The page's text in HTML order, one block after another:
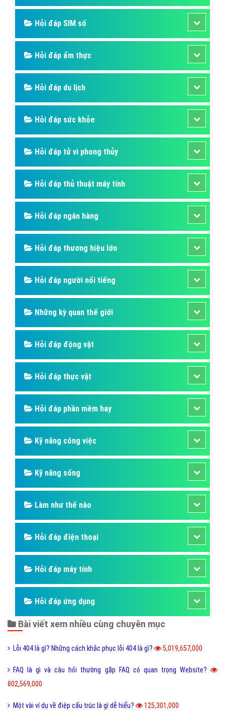
Hỏi đáp SIM số
Hỏi đáp ẩm thực
Hỏi đáp du lịch
Hỏi đáp sức khỏe
Hỏi đáp tử vi phong thủy
Hỏi đáp thủ thuật máy tính
Hỏi đáp ngân hàng
Hỏi đáp thương hiệu lớn
Hỏi đáp người nổi tiếng
Những kỳ quan thế giới
Hỏi đáp động vật
Hỏi đáp thực vật
Hỏi đáp phần mềm hay
Kỹ năng công việc
Kỹ năng sống
Làm như thế nào
Hỏi đáp điện thoại
Hỏi đáp máy tính
Hỏi đáp ứng dụng
Bài viết xem nhiều cùng chuyên mục
Lỗi 404 là gì? Những cách khắc phục lỗi 404 là gì? 5,019,657,000
FAQ là gì và câu hỏi thường gặp FAQ có quan trọng Website?
802,569,000
Một vài ví dụ về điệp cấu trúc là gì dễ hiểu? 125,301,000